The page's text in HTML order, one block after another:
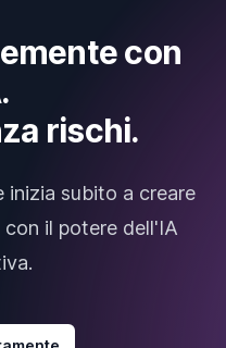
con
rischi.
inizia subito a creare
il potere dell'IA